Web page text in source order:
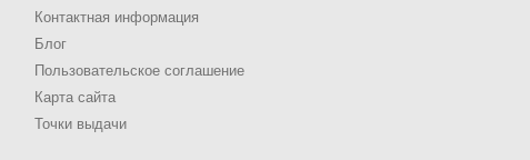
Контактная информация
Блог
Пользовательское соглашение
Карта сайта
Точки выдачи